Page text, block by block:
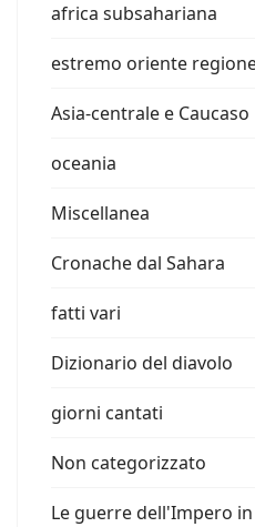
africa subsahariana
estremo oriente
Asia-centrale e Caucaso
oceania
Miscellanea
Cronache dal Sahara
fatti vari
Dizionario del diavolo
giorni cantati
Non categorizzato
Le guerre dell'Impero